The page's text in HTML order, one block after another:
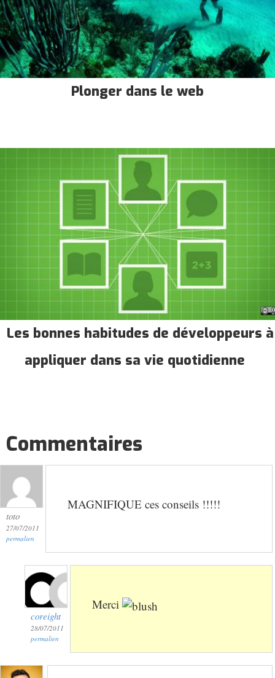
Plonger dans le web
Les bonnes habitudes de développeurs à
appliquer dans sa vie quotidienne
Commentaires
toto
27/07/2011
permalien
MAGNIFIQUE ces conseils !!!!!
coreight
28/07/2011
permalien
Merci